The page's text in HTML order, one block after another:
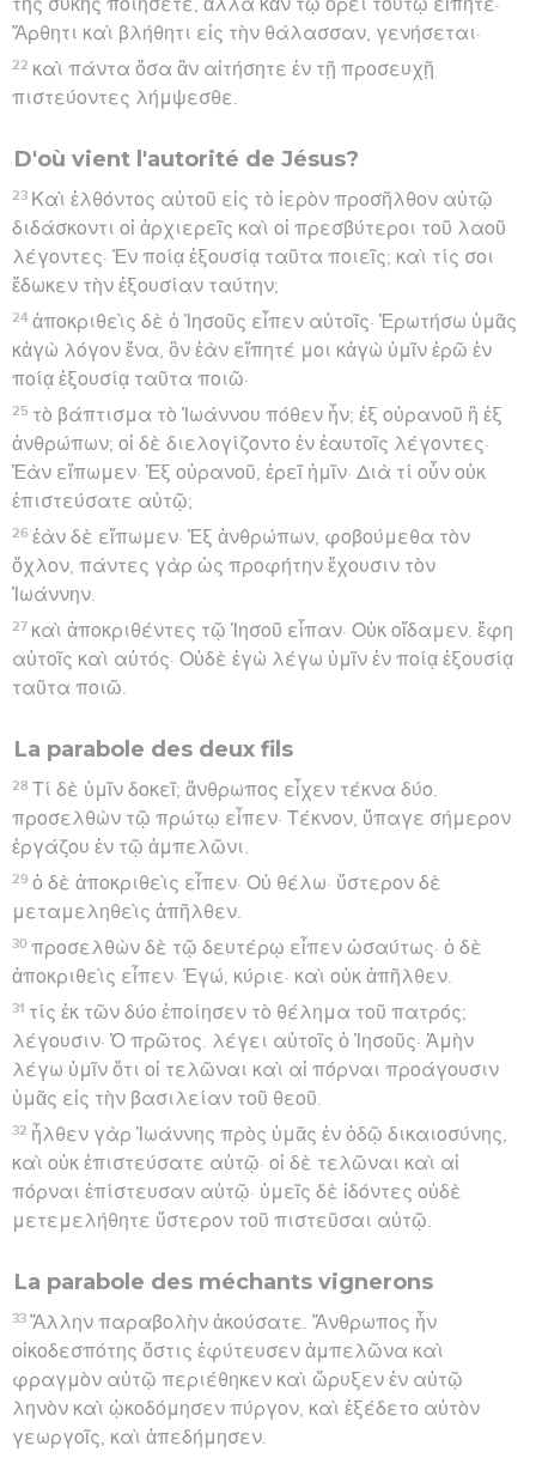
τῆς συκῆς ποιήσετε, ἀλλὰ κἂν τῷ ὄρει τούτῳ εἴπητε·
Ἄρθητι καὶ βλήθητι εἰς τὴν θάλασσαν, γενήσεται·
22 καὶ πάντα ὅσα ἂν αἰτήσητε ἐν τῇ προσευχῇ
πιστεύοντες λήμψεσθε.
D'où vient l'autorité de Jésus?
23 Καὶ ἐλθόντος αὐτοῦ εἰς τὸ ἱερὸν προσῆλθον αὐτῷ
διδάσκοντι οἱ ἀρχιερεῖς καὶ οἱ πρεσβύτεροι τοῦ λαοῦ
λέγοντες· Ἐν ποίᾳ ἐξουσίᾳ ταῦτα ποιεῖς; καὶ τίς σοι
ἔδωκεν τὴν ἐξουσίαν ταύτην;
24 ἀποκριθεὶς δὲ ὁ Ἰησοῦς εἶπεν αὐτοῖς· Ἐρωτήσω ὑμᾶς
κἀγὼ λόγον ἕνα, ὃν ἐὰν εἴπητέ μοι κἀγὼ ὑμῖν ἐρῶ ἐν
ποίᾳ ἐξουσίᾳ ταῦτα ποιῶ·
25 τὸ βάπτισμα τὸ Ἰωάννου πόθεν ἦν; ἐξ οὐρανοῦ ἢ ἐξ
ἀνθρώπων; οἱ δὲ διελογίζοντο ἐν ἑαυτοῖς λέγοντες·
Ἐὰν εἴπωμεν· Ἐξ οὐρανοῦ, ἐρεῖ ἡμῖν· Διὰ τί οὖν οὐκ
ἐπιστεύσατε αὐτῷ;
26 ἐὰν δὲ εἴπωμεν· Ἐξ ἀνθρώπων, φοβούμεθα τὸν
ὄχλον, πάντες γὰρ ὡς προφήτην ἔχουσιν τὸν
Ἰωάννην.
27 καὶ ἀποκριθέντες τῷ Ἰησοῦ εἶπαν· Οὐκ οἴδαμεν. ἔφη
αὐτοῖς καὶ αὐτός· Οὐδὲ ἐγὼ λέγω ὑμῖν ἐν ποίᾳ ἐξουσίᾳ
ταῦτα ποιῶ.
La parabole des deux fils
28 Τί δὲ ὑμῖν δοκεῖ; ἄνθρωπος εἶχεν τέκνα δύο.
προσελθὼν τῷ πρώτῳ εἶπεν· Τέκνον, ὕπαγε σήμερον
ἐργάζου ἐν τῷ ἀμπελῶνι.
29 ὁ δὲ ἀποκριθεὶς εἶπεν· Οὐ θέλω· ὕστερον δὲ
μεταμεληθεὶς ἀπῆλθεν.
30 προσελθὼν δὲ τῷ δευτέρῳ εἶπεν ὡσαύτως· ὁ δὲ
ἀποκριθεὶς εἶπεν· Ἐγώ, κύριε· καὶ οὐκ ἀπῆλθεν.
31 τίς ἐκ τῶν δύο ἐποίησεν τὸ θέλημα τοῦ πατρός;
λέγουσιν· Ὁ πρῶτος. λέγει αὐτοῖς ὁ Ἰησοῦς· Ἀμὴν
λέγω ὑμῖν ὅτι οἱ τελῶναι καὶ αἱ πόρναι προάγουσιν
ὑμᾶς εἰς τὴν βασιλείαν τοῦ θεοῦ.
32 ἦλθεν γὰρ Ἰωάννης πρὸς ὑμᾶς ἐν ὁδῷ δικαιοσύνης,
καὶ οὐκ ἐπιστεύσατε αὐτῷ· οἱ δὲ τελῶναι καὶ αἱ
πόρναι ἐπίστευσαν αὐτῷ· ὑμεῖς δὲ ἰδόντες οὐδὲ
μετεμελήθητε ὕστερον τοῦ πιστεῦσαι αὐτῷ.
La parabole des méchants vignerons
33 Ἄλλην παραβολὴν ἀκούσατε. Ἄνθρωπος ἦν
οἰκοδεσπότης ὅστις ἐφύτευσεν ἀμπελῶνα καὶ
φραγμὸν αὐτῷ περιέθηκεν καὶ ὤρυξεν ἐν αὐτῷ
ληνὸν καὶ ᾠκοδόμησεν πύργον, καὶ ἐξέδετο αὐτὸν
γεωργοῖς, καὶ ἀπεδήμησεν.